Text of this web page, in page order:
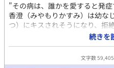
"その病は、誰かを愛すると発
香澄（みやもりかすみ）は幼な
つ）にキスされそうになり、拒
は失踪してしまった。 一年後
の部屋で古びた一冊の本を見つ
その本を開くと、眩い光に包
を覚ました時、香澄は異変に気
続きを
文字数 59,405